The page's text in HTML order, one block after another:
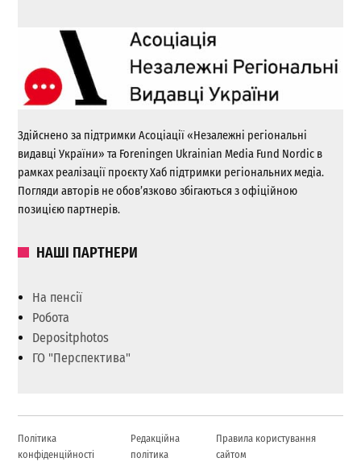
Здійснено за підтримки Асоціації «Незалежні регіональні
видавці України» та Foreningen Ukrainian Media Fund Nordic в
рамках реалізації проєкту Хаб підтримки регіональних медіа.
Погляди авторів не обов’язково збігаються з офіційною
позицією партнерів.
НАШІ ПАРТНЕРИ
На пенсії
Робота
Depositphotos
ГО "Перспектива"
Політика
конфіденційності
Редакційна
політика
Правила користування
сайтом